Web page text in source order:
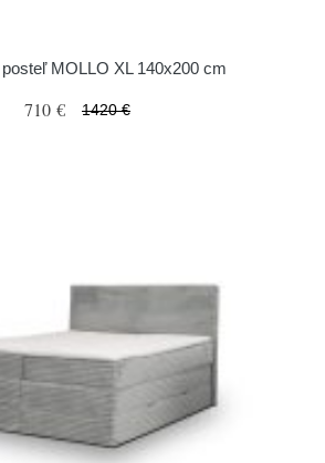
MOLLO XL 140x200 cm
710 € 1420 €